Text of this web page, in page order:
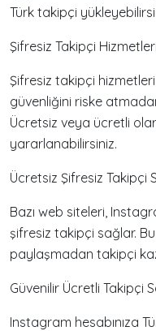
Türk takipçi
Şifresiz Takipçi Hizmetleri
Şifresiz takipçi
güvenliğini riske
Ücretsiz veya ücretli
yararlanabilirsiniz.
Ücretsiz Şifresiz Takipçi
Bazı web siteleri,
şifresiz takipçi sağlar.
paylaşmadan takipçi
Güvenilir Ücretli Takipçi
Instagram hesabınıza